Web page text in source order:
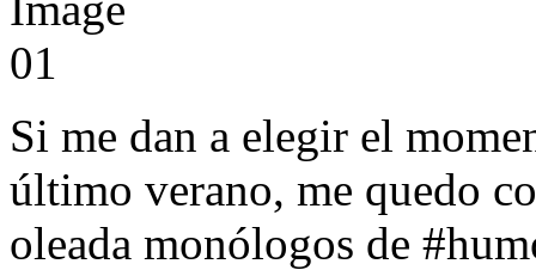
Si me dan a elegir el
último verano, me quedo
oleada monólogos de